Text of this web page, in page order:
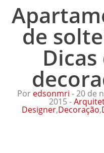
de
Dicas
Por edsonmri - 20 de
2015 -
Designer,Decoração,